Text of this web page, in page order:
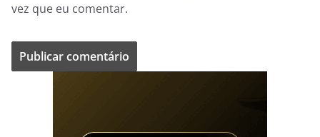
vez que eu comentar.